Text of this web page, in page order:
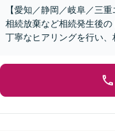
【愛知／静岡／岐阜／三
相続放棄など相続発生後の
丁寧なヒアリングを行い